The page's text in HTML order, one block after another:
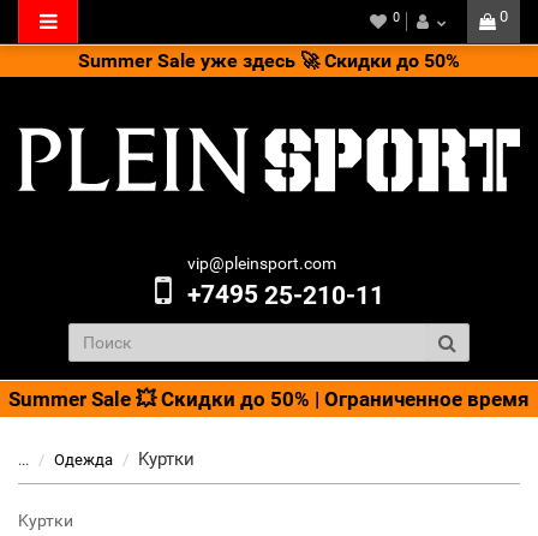
Summer Sale уже здесь 🚀 Скидки до 50%
0
0
vip@pleinsport.com
+749525-210-11
Summer Sale 💥 Скидки до 50% | Ограниченное время
... Одежда Kуртки
Kуртки